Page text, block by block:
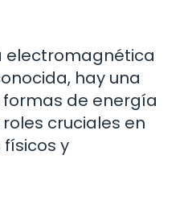
electromagnética
hay una
de energía
cruciales en
y